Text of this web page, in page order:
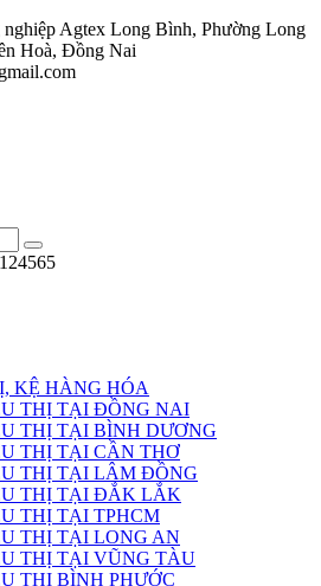
Agtex Long Bình, Phường Long
Hoà, Đồng Nai
KỆ HÀNG HÓA
THỊ TẠI ĐỒNG NAI
THỊ TẠI BÌNH DƯƠNG
THỊ TẠI CẦN THƠ
THỊ TẠI LÂM ĐỒNG
THỊ TẠI ĐẮK LẮK
THỊ TẠI TPHCM
THỊ TẠI LONG AN
THỊ TẠI VŨNG TÀU
THỊ BÌNH PHƯỚC